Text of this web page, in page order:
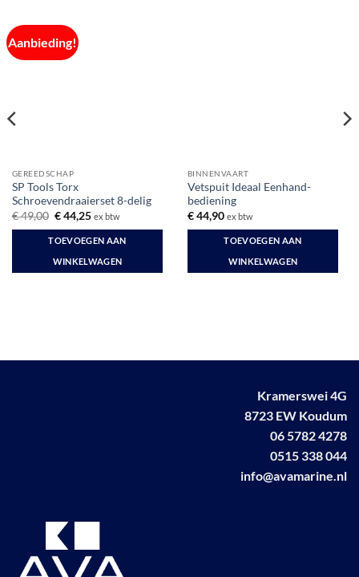
Aanbieding!
GEREEDSCHAP
SP Tools Torx
Schroevendraaierset 8-delig
€49,00 Oorspronkelijke
was:
€ 49,00.
€44,25Huidige
is:
€ 44,25.
ex btw
TOEVOEGEN AAN
WINKELWAGEN
BINNENVAART
Vetspuit Ideaal Eenhand-
bediening
€44,90 ex btw
TOEVOEGEN AAN
WINKELWAGEN
Kramerswei 4G
8723 EW Koudum
06 5782 4278
0515 338 044
info@avamarine.nl